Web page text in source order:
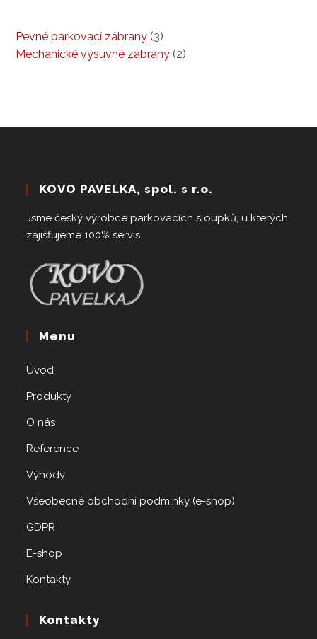
Pevné parkovací zábrany 33
products
Mechanické výsuvné zábrany 22
KOVO PAVELKA, spol. s r.o.
Jsme český výrobce parkovacích sloupků, u kterých
zajišťujeme 100% servis.
Menu
Úvod
Produkty
O nás
Reference
Výhody
Všeobecné obchodní podmínky (e-shop)
GDPR
E-shop
Kontakty
Kontakty